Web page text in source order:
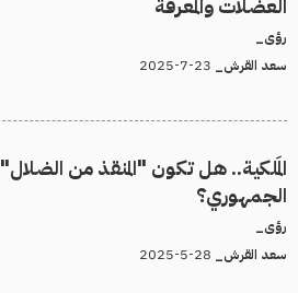
رؤى_
سعد القرش_
المَلكية.. هل تكون "المنقذ من الضلال"
الجمهوري؟
رؤى_
سعد القرش_